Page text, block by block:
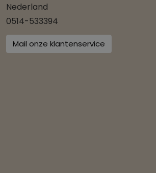
Nederland
0514-533394
Mail onze klantenservice